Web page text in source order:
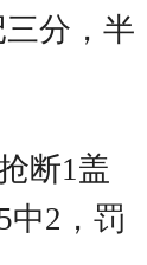
分，半
断1盖
中2，罚